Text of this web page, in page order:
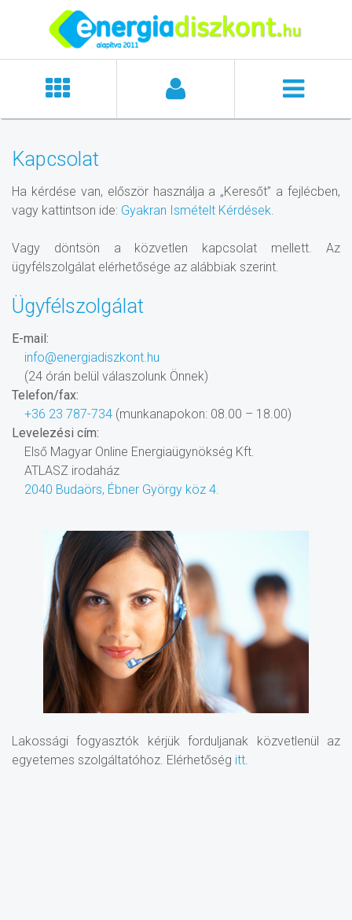
Kapcsolat
Ha kérdése van, először használja a „Keresőt” a fejlécben,
vagy kattintson ide: Gyakran Ismételt Kérdések.
Vagy döntsön a közvetlen kapcsolat mellett. Az
ügyfélszolgálat elérhetősége az alábbiak szerint.
Ügyfélszolgálat
E-mail:
info@energiadiszkont.hu
(24 órán belül válaszolunk Önnek)
Telefon/fax:
+36 23 787-734 (munkanapokon: 08.00 – 18.00)
Levelezési cím:
Első Magyar Online Energiaügynökség Kft.
ATLASZ irodaház
2040 Budaörs, Ébner György köz 4.
Lakossági fogyasztók kérjük forduljanak közvetlenül az
egyetemes szolgáltatóhoz. Elérhetőség itt.